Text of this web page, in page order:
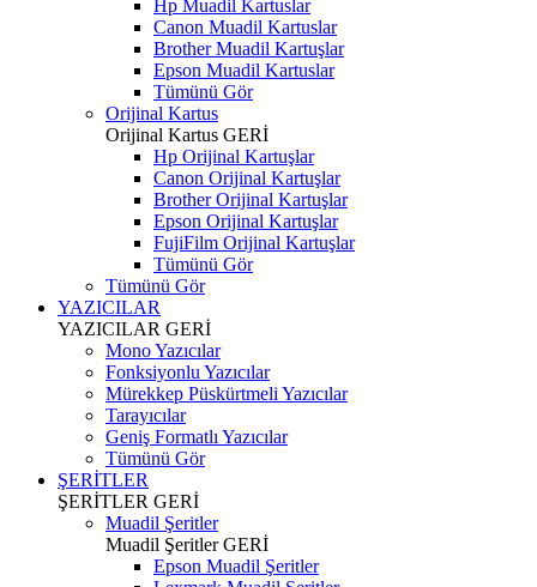
Hp Muadil Kartuslar
Canon Muadil Kartuslar
Brother Muadil Kartuşlar
Epson Muadil Kartuslar
Tümünü Gör
Orijinal Kartus
Orijinal Kartus GERİ
Hp Orijinal Kartuşlar
Canon Orijinal Kartuşlar
Brother Orijinal Kartuşlar
Epson Orijinal Kartuşlar
FujiFilm Orijinal Kartuşlar
Tümünü Gör
Tümünü Gör
YAZICILAR
YAZICILAR GERİ
Mono Yazıcılar
Fonksiyonlu Yazıcılar
Mürekkep Püskürtmeli Yazıcılar
Tarayıcılar
Geniş Formatlı Yazıcılar
Tümünü Gör
ŞERİTLER
ŞERİTLER GERİ
Muadil Şeritler
Muadil ŞeritlerGERİ
Epson Muadil Şeritler